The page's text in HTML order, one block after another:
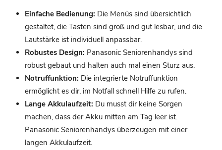
Einfache Bedienung: Die Menüs sind übersichtlich
gestaltet, die Tasten sind groß und gut lesbar, und die
Lautstärke ist individuell anpassbar.
Robustes Design: Panasonic Seniorenhandys sind
robust gebaut und halten auch mal einen Sturz aus.
Notruffunktion: Die integrierte Notruffunktion
ermöglicht es dir, im Notfall schnell Hilfe zu rufen.
Lange Akkulaufzeit: Du musst dir keine Sorgen
machen, dass der Akku mitten am Tag leer ist.
Panasonic Seniorenhandys überzeugen mit einer
langen Akkulaufzeit.